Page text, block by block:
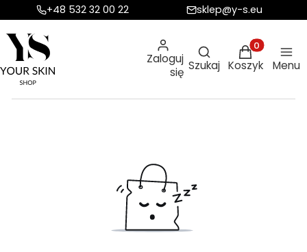
+48 532 32 00 22 sklep@y-s.eu
Zaloguj
się
Otwórz
Szukaj
Produkty w
Koszyk Menu